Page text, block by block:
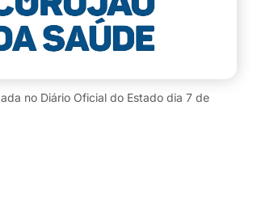
no Diário Oficial do Estado dia 7 de